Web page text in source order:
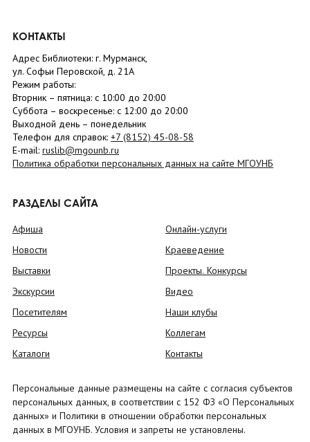
КОНТАКТЫ
Адрес Библиотеки: г. Мурманск,
ул. Софьи Перовской, д. 21А
Режим работы:
Вторник – пятница: с 10:00 до 20:00
Суббота – воскресенье: c 12:00 до 20:00
Выходной день – понедельник
Телефон для справок: +7 (8152) 45-08-58
E-mail: ruslib@mgounb.ru
Политика обработки персональных данных на сайте МГОУНБ
РАЗДЕЛЫ САЙТА
Афиша
Новости
Выставки
Экскурсии
Посетителям
Ресурсы
Каталоги
Онлайн-услуги
Краеведение
Проекты. Конкурсы
Видео
Наши клубы
Коллегам
Контакты
Персональные данные размещены на сайте с согласия субъектов
персональных данных, в соответствии с 152 ФЗ «О Персональных
данных» и Политики в отношении обработки персональных
данных в МГОУНБ. Условия и запреты не установлены.